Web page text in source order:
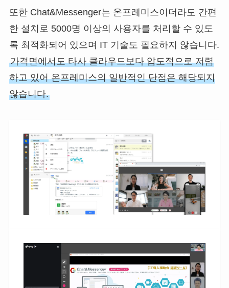
또한 Chat&Messenger는 온프레미스이더라도 간편
한 설치로 5000명 이상의 사용자를 처리할 수 있도
록 최적화되어 있으며 IT 기술도 필요하지 않습니다.
가격면에서도 타사 클라우드보다 압도적으로 저렴
하고 있어 온프레미스의 일반적인 단점은 해당되지
않습니다.